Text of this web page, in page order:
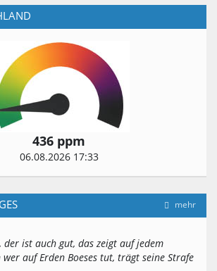
436 ppm
06.08.2026 17:33
mehr
der ist auch gut, das zeigt auf jedem
auf Erden Boeses tut, trägt seine Strafe